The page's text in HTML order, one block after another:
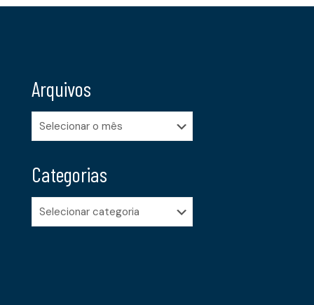
Arquivos
Arquivos
Categorias
Categorias